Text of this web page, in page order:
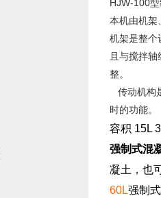
HJW-100
本机由机架
机架是整个
且与搅拌
整。
传动机构
时的功能。
容积 15L
强制式混
凝土，也
60L强制